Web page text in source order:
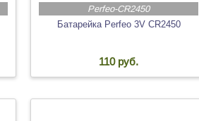
Perfeo-CR2450
Батарейка Perfeo 3V CR2450
110 руб.